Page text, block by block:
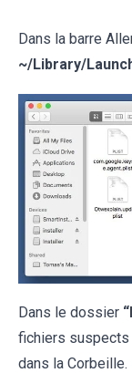
Dans la barre
~/Library/
Dans le dossier
fichiers
dans la